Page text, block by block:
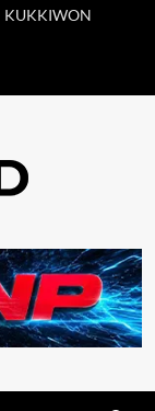
KUKKIWON